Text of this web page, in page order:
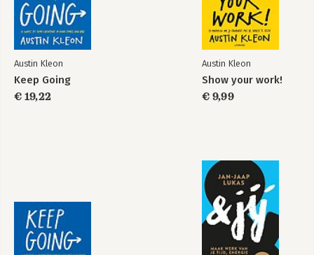
Keep Going Steal Like an Artist
Austin Kleon
Keep Going
€ 19,22
Austin Kleon
Show your work!
€ 9,99